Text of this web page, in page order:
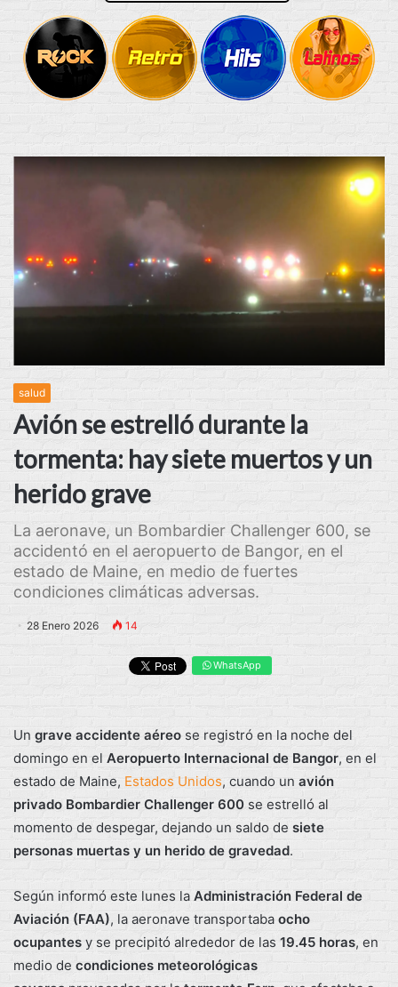
salud
Avión se estrelló durante la
tormenta: hay siete muertos y un
herido grave
La aeronave, un Bombardier Challenger 600, se
accidentó en el aeropuerto de Bangor, en el
estado de Maine, en medio de fuertes
condiciones climáticas adversas.
28 Enero 2026 14
WhatsApp
Un grave accidente aéreo se registró en la noche del
domingo en el Aeropuerto Internacional de Bangor, en el
estado de Maine, Estados Unidos, cuando un avión
privado Bombardier Challenger 600 se estrelló al
momento de despegar, dejando un saldo de siete
personas muertas y un herido de gravedad.
Según informó este lunes la Administración Federal de
Aviación (FAA), la aeronave transportaba ocho
ocupantes y se precipitó alrededor de las 19.45 horas, en
medio de condiciones meteorológicas